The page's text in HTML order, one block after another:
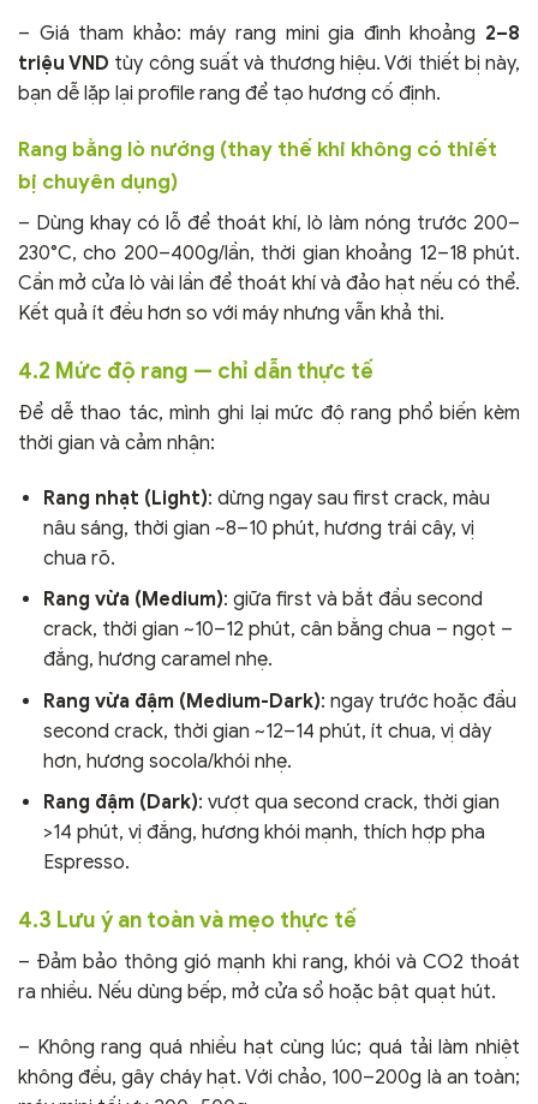
– Giá tham khảo: máy rang mini gia đình khoảng 2–8
triệu VND tùy công suất và thương hiệu. Với thiết bị này,
bạn dễ lặp lại profile rang để tạo hương cố định.
Rang bằng lò nướng (thay thế khi không có thiết
bị chuyên dụng)
– Dùng khay có lỗ để thoát khí, lò làm nóng trước 200–
230°C, cho 200–400g/lần, thời gian khoảng 12–18 phút.
Cần mở cửa lò vài lần để thoát khí và đảo hạt nếu có thể.
Kết quả ít đều hơn so với máy nhưng vẫn khả thi.
4.2 Mức độ rang — chỉ dẫn thực tế
Để dễ thao tác, mình ghi lại mức độ rang phổ biến kèm
thời gian và cảm nhận:
Rang nhạt (Light): dừng ngay sau first crack, màu
nâu sáng, thời gian ~8–10 phút, hương trái cây, vị
chua rõ.
Rang vừa (Medium): giữa first và bắt đầu second
crack, thời gian ~10–12 phút, cân bằng chua – ngọt –
đắng, hương caramel nhẹ.
Rang vừa đậm (Medium-Dark): ngay trước hoặc đầu
second crack, thời gian ~12–14 phút, ít chua, vị dày
hơn, hương socola/khói nhẹ.
Rang đậm (Dark): vượt qua second crack, thời gian
>14 phút, vị đắng, hương khói mạnh, thích hợp pha
Espresso.
4.3 Lưu ý an toàn và mẹo thực tế
– Đảm bảo thông gió mạnh khi rang, khói và CO2 thoát
ra nhiều. Nếu dùng bếp, mở cửa sổ hoặc bật quạt hút.
– Không rang quá nhiều hạt cùng lúc; quá tải làm nhiệt
không đều, gây cháy hạt. Với chảo, 100–200g là an toàn;